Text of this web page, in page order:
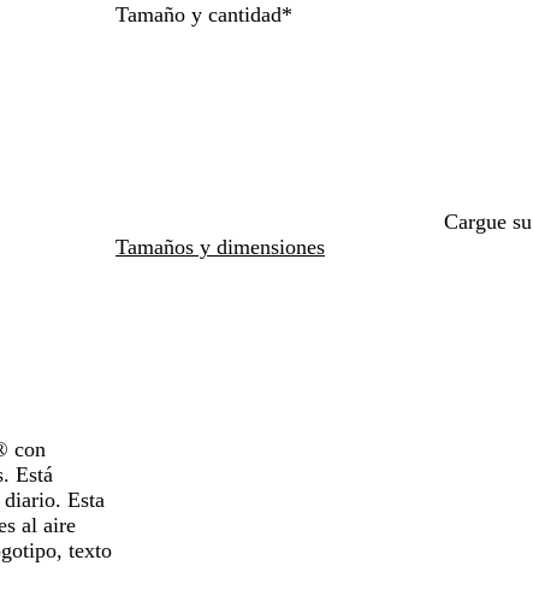
o
a
t
Tamaño y cantidad*
Cargue
Tamaños y dimensiones
con
Está
Esta
al aire
texto